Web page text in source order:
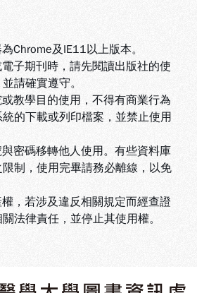
Chrome及IE11以上版本。
子期刊時，請先閱讀出版社的使
請確實遵守。
教學目的使用，不得有商業行為
的下載或列印檔案，並禁止使用
密碼移轉他人使用。有些資料庫
制，使用完畢請務必離線，以免
，若涉及違反相關規定而經查證
法律責任，並停止其使用權。